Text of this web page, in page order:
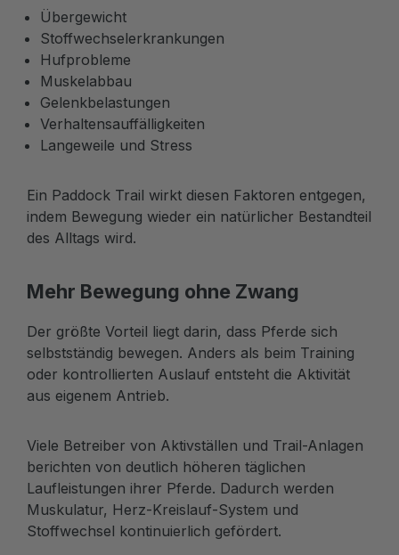
Übergewicht
Stoffwechselerkrankungen
Hufprobleme
Muskelabbau
Gelenkbelastungen
Verhaltensauffälligkeiten
Langeweile und Stress
Ein Paddock Trail wirkt diesen Faktoren entgegen,
indem Bewegung wieder ein natürlicher Bestandteil
des Alltags wird.
Mehr Bewegung ohne Zwang
Der größte Vorteil liegt darin, dass Pferde sich
selbstständig bewegen. Anders als beim Training
oder kontrollierten Auslauf entsteht die Aktivität
aus eigenem Antrieb.
Viele Betreiber von Aktivställen und Trail-Anlagen
berichten von deutlich höheren täglichen
Laufleistungen ihrer Pferde. Dadurch werden
Muskulatur, Herz-Kreislauf-System und
Stoffwechsel kontinuierlich gefördert.